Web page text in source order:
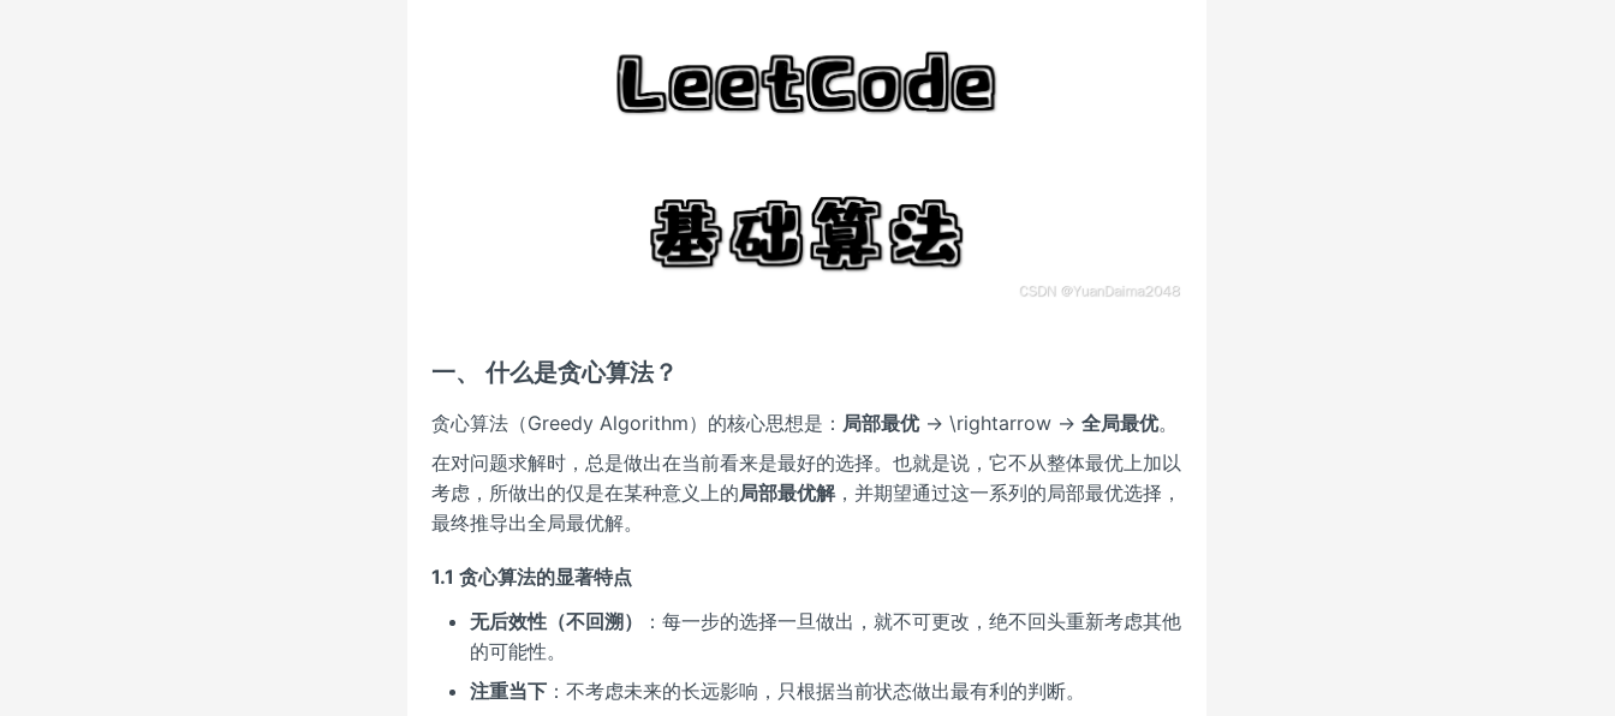
一、 什么是贪心算法？
贪心算法（Greedy Algorithm）的核心思想是： 局部最优→ \rightarrow →全局最优。
在对问题求解时，总是做出在当前看来是最好的选择。也就是说，它不从整体最优上加以
考虑，所做出的仅是在某种意义上的局部最优解，并期望通过这一系列的局部最优选择，
最终推导出全局最优解。
1.1 贪心算法的显著特点
无后效性（不回溯）
：每一步的选择一旦做出，就不可更改，绝不回头重新考虑其他
的可能性。
注重当下 ：不考虑未来的长远影响，只根据当前状态做出最有利的判断。